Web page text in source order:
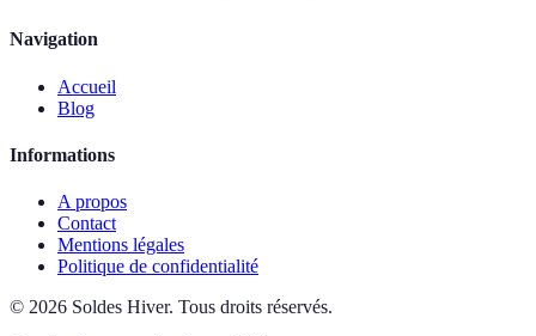
Navigation
Accueil
Blog
Informations
A propos
Contact
Mentions légales
Politique de confidentialité
© 2026 Soldes Hiver. Tous droits réservés.